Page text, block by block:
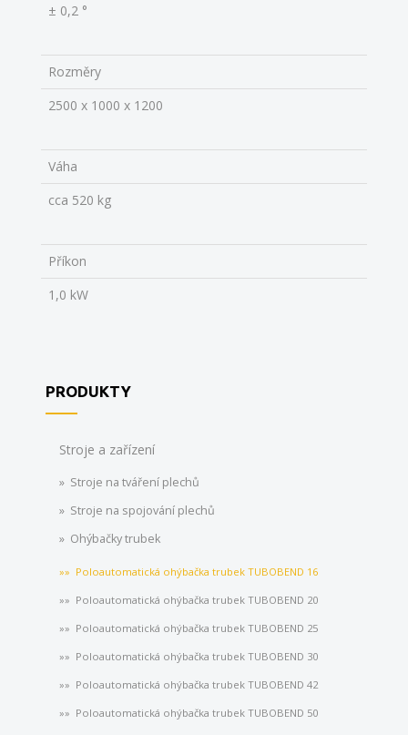
± 0,2 °
Rozměry
2500 x 1000 x 1200
Váha
cca 520 kg
Příkon
1,0 kW
PRODUKTY
Stroje a zařízení
Stroje na tváření plechů
Stroje na spojování plechů
Ohýbačky trubek
Poloautomatická ohýbačka trubek TUBOBEND 16
Poloautomatická ohýbačka trubek TUBOBEND 20
Poloautomatická ohýbačka trubek TUBOBEND 25
Poloautomatická ohýbačka trubek TUBOBEND 30
Poloautomatická ohýbačka trubek TUBOBEND 42
Poloautomatická ohýbačka trubek TUBOBEND 50